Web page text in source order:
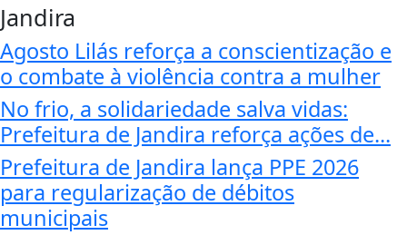
Jandira
Agosto Lilás reforça a conscientização e
o combate à violência contra a mulher
No frio, a solidariedade salva vidas:
Prefeitura de Jandira reforça ações de...
Prefeitura de Jandira lança PPE 2026
para regularização de débitos
municipais